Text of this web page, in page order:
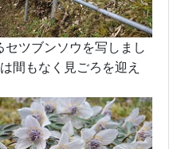
ツブンソウを写しまし
間もなく見ごろを迎え